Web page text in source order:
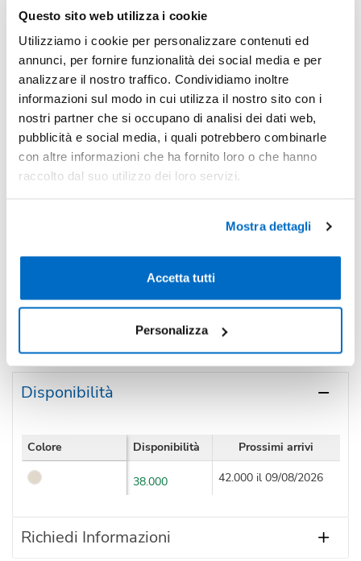
Questo sito web utilizza i cookie
Utilizziamo i cookie per personalizzare contenuti ed
annunci, per fornire funzionalità dei social media e per
analizzare il nostro traffico. Condividiamo inoltre
informazioni sul modo in cui utilizza il nostro sito con i
nostri partner che si occupano di analisi dei dati web,
pubblicità e social media, i quali potrebbero combinarle
con altre informazioni che ha fornito loro o che hanno
raccolto dal suo utilizzo dei loro servizi.
Mostra dettagli
Accetta tutti
Personalizza
Pezzi 50 - € 0,83
Pezzi 100 - € 0,83
Pezzi 500 -40% € 0,50
Pezzi 1000 -44% € 0,46
*Prezzi prodotto per quantità merce neutra e prezzi IVA
Non trovi la quantità in tabella? Calcola il preventivo
Disponibilità
Colore Disponibilità Prossimi arrivi
38.000 42.000 il 09/08/2026
Richiedi Informazioni